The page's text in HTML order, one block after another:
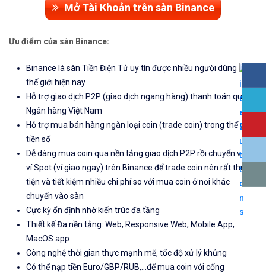
Mở Tài Khoản trên sàn Binance
Ưu điểm của sàn Binance:
Binance là sàn Tiền Điện Tử uy tín được nhiều người dùng nhất
thế giới hiện nay
Hỗ trợ giao dịch P2P (giao dịch ngang hàng) thanh toán qua
Ngân hàng Việt Nam
Hỗ trợ mua bán hàng ngàn loại coin (trade coin) trong thế giới
tiền số
Dễ dàng mua coin qua nền tảng giao dịch P2P rồi chuyển vào
ví Spot (ví giao ngay) trên Binance để trade coin nên rất thuận
tiện và tiết kiệm nhiều chi phí so với mua coin ở nơi khác
chuyển vào sàn
Cực kỳ ổn định nhờ kiến trúc đa tầng
Thiết kế Đa nền tảng: Web, Responsive Web, Mobile App,
MacOS app
Công nghệ thời gian thực mạnh mẽ, tốc độ xử lý khủng
Có thể nạp tiền Euro/GBP/RUB,...để mua coin với cổng